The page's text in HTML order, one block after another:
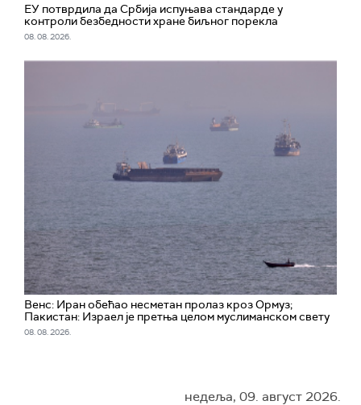
ЕУ потврдила да Србија испуњава стандарде у
контроли безбедности хране биљног порекла
08. 08. 2026.
Венс: Иран обећао несметан пролаз кроз Ормуз;
Пакистан: Израел је претња целом муслиманском свету
08. 08. 2026.
недеља, 09. август 2026.